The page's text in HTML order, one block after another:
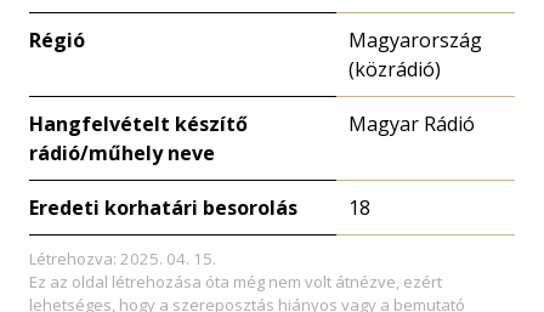
Régió
Magyarország
(közrádió)
Hangfelvételt készítő
rádió/műhely neve
Magyar Rádió
Eredeti korhatári besorolás 18
Létrehozva: 2025. 04. 15.
Ez az oldal létrehozása óta még nem volt átnézve, ezért
lehetséges, hogy a szereposztás hiányos vagy a bemutató